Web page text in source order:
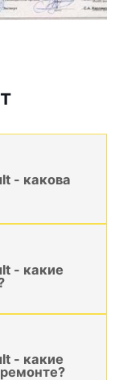
- какова
- какие
- какие